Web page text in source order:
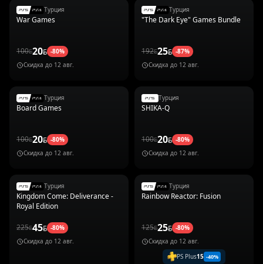
Турция
War Games
100 20 -80%
Скидка до 12 авг.
Турция
"The Dark Eye" Games Bundle
192 25 -87%
Скидка до 12 авг.
Турция
Board Games
100 20 -80%
Скидка до 12 авг.
Турция
SHIKA-Q
100 20 -80%
Скидка до 12 авг.
Турция
Kingdom Come: Deliverance -
Royal Edition
225 45 -80%
Скидка до 12 авг.
Турция
Rainbow Reactor: Fusion
125 25 -80%
Скидка до 12 авг.
PS Plus15 -40%